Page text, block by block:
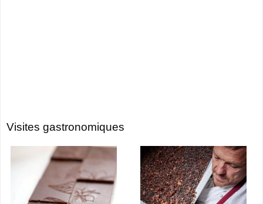
Visites gastronomiques